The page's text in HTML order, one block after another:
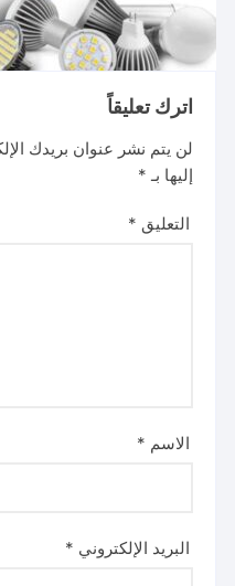
اترك تعليقاً
لن يتم نشر عنوان بريدك
إليها بـ *
التعليق *
الاسم *
البريد الإلكتروني *